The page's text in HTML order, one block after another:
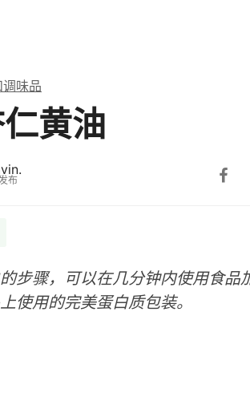
味品
黄油
布
步骤，可以在几分钟内使用食
使用的完美蛋白质包装。